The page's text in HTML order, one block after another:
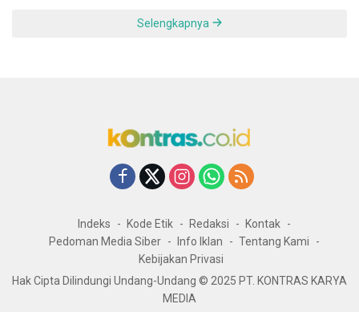
Selengkapnya
Indeks Kode Etik Redaksi
Kontak
Pedoman Media Siber
Info Iklan
Tentang Kami
Kebijakan Privasi
Hak Cipta Dilindungi Undang-Undang © 2025 PT. KONTRAS KARYA
MEDIA